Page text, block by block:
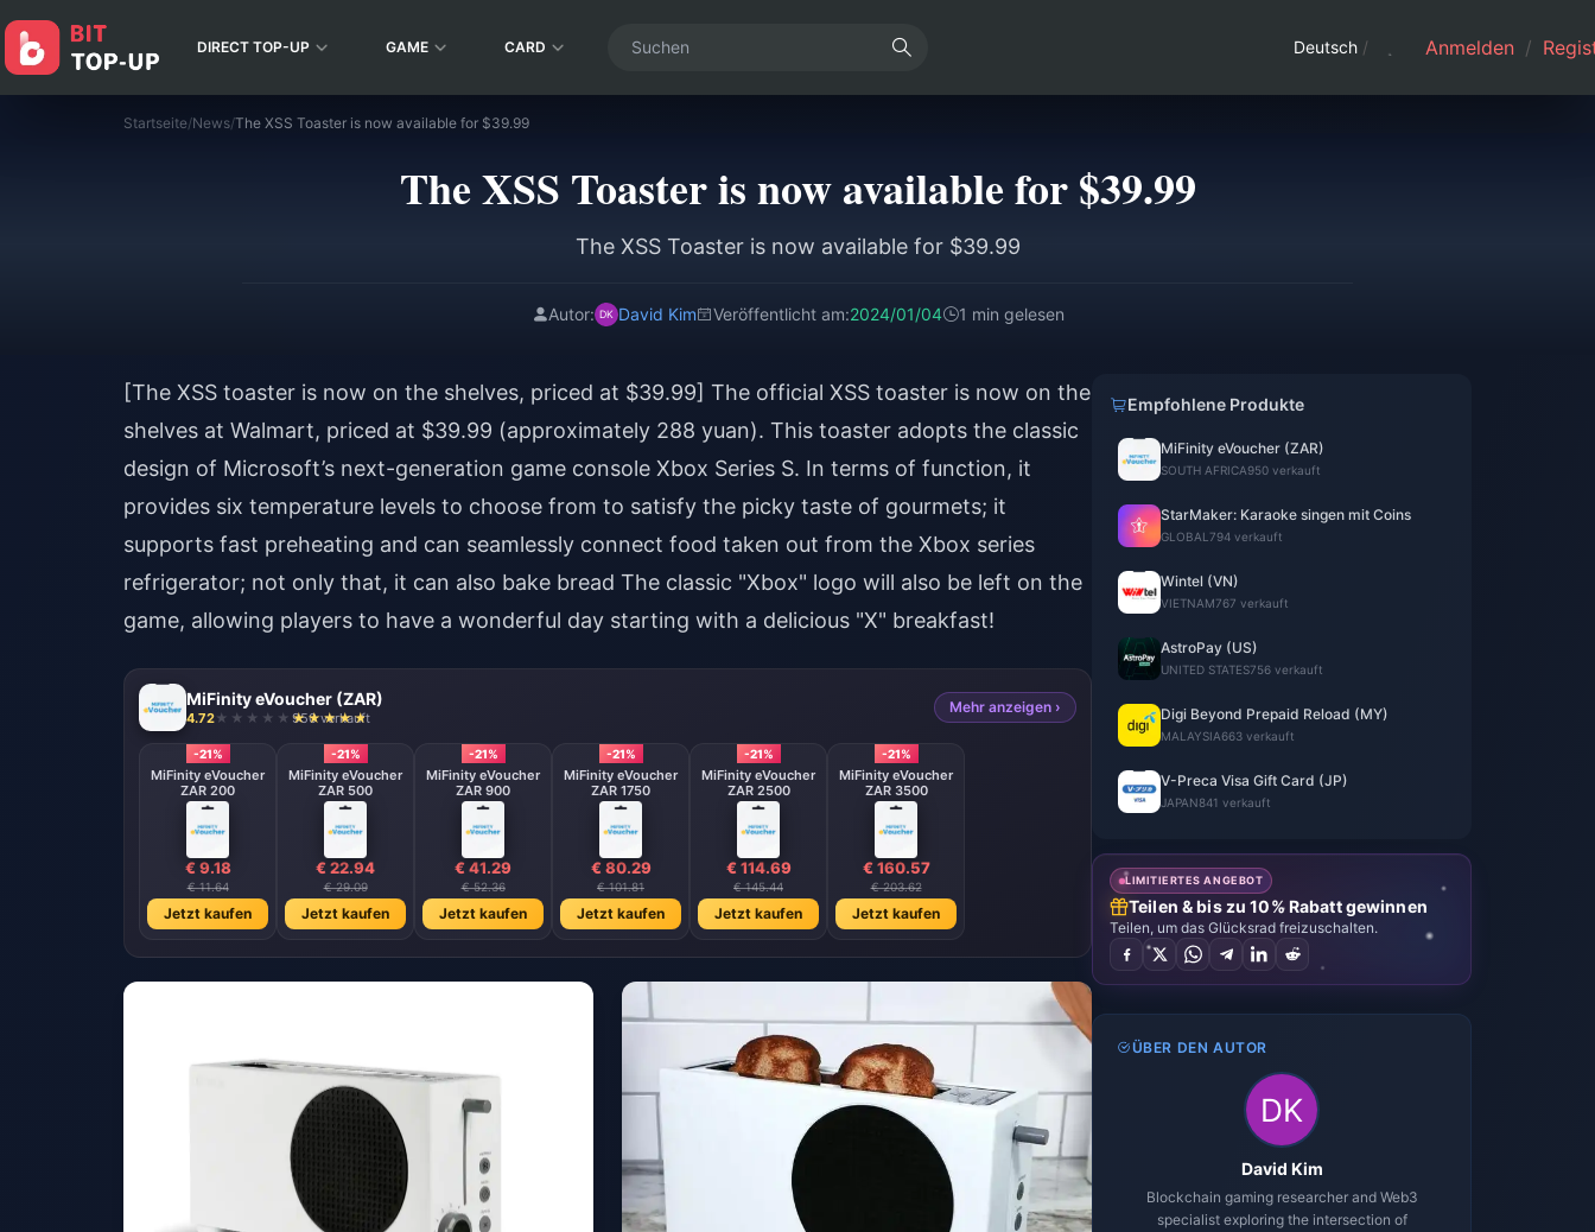
DIRECT TOP-UP GAME CARD Deutsch / Anmelden /
Startseite/News/The XSS Toaster is now available for $39.99
The XSS Toaster is now available for $39.99
The XSS Toaster is now available for $39.99
Autor: David Kim Veröffentlicht am:2024/01/04 1 min gelesen
[The XSS toaster is now on the shelves, priced at $39.99] The official XSS toaster is now on the
shelves at Walmart, priced at $39.99 (approximately 288 yuan). This toaster adopts the classic
design of Microsoft’s next-generation game console Xbox Series S. In terms of function, it
provides six temperature levels to choose from to satisfy the picky taste of gourmets; it
supports fast preheating and can seamlessly connect food taken out from the Xbox series
refrigerator; not only that, it can also bake bread The classic "Xbox" logo will also be left on the
game, allowing players to have a wonderful day starting with a delicious "X" breakfast!
MiFinity eVoucher (ZAR)
4.72 950 verkauft
Mehr anzeigen ›
-21%
MiFinity eVoucher
ZAR 200
€ 9.18
€ 11.64
Jetzt kaufen
-21%
MiFinity eVoucher
ZAR 500
€ 22.94
€ 29.09
Jetzt kaufen
-21%
MiFinity eVoucher
ZAR 900
€ 41.29
€ 52.36
Jetzt kaufen
-21%
MiFinity eVoucher
ZAR 1750
€ 80.29
€ 101.81
Jetzt kaufen
-21%
MiFinity eVoucher
ZAR 2500
€ 114.69
€ 145.44
Jetzt kaufen
-21%
MiFinity eVoucher
ZAR 3500
€ 160.57
€ 203.62
Jetzt kaufen
Empfohlene Produkte
MiFinity eVoucher (ZAR)
SOUTH AFRICA950 verkauft
StarMaker: Karaoke singen mit Coins
GLOBAL 794 verkauft
Wintel (VN)
VIETNAM767 verkauft
AstroPay (US)
UNITED STATES756 verkauft
Digi Beyond Prepaid Reload (MY)
MALAYSIA663 verkauft
V-Preca Visa Gift Card (JP)
JAPAN841 verkauft
LIMITIERTES ANGEBOT
Teilen & bis zu 10% Rabatt gewinnen
Teilen, um das Glücksrad freizuschalten.
ÜBER DEN AUTOR
David Kim
Blockchain gaming researcher and Web3
specialist exploring the intersection of